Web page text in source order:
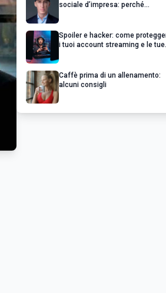
sociale d’impresa: perché
Spoiler e hacker: come
i tuoi account streaming e le tue
Caffè prima di un allenamento:
alcuni consigli